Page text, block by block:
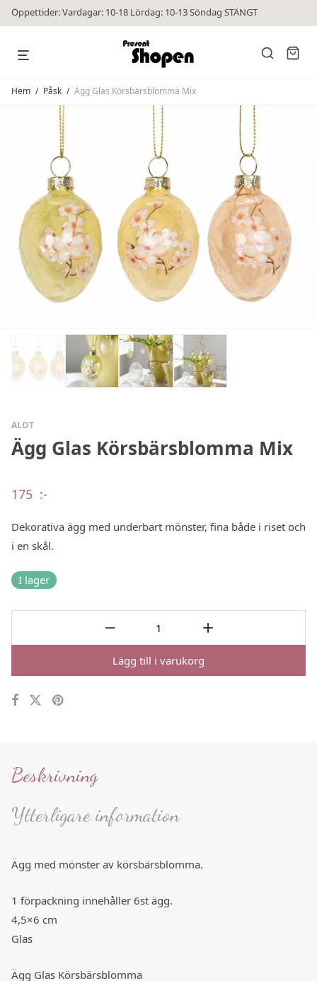
Öppettider: Vardagar: 10-18 Lördag: 10-13 Söndag STÄNGT
Hem / Påsk / Ägg Glas Körsbärsblomma Mix
ALOT
Ägg Glas Körsbärsblomma Mix
175 :-
Dekorativa ägg med underbart mönster, fina både i riset och
i en skål.
I lager
Lägg till i varukorg
Beskrivning
Ytterligare information
Ägg med mönster av körsbärsblomma.
1 förpackning innehåller 6st ägg.
4,5×6 cm
Glas
Ägg Glas Körsbärsblomma